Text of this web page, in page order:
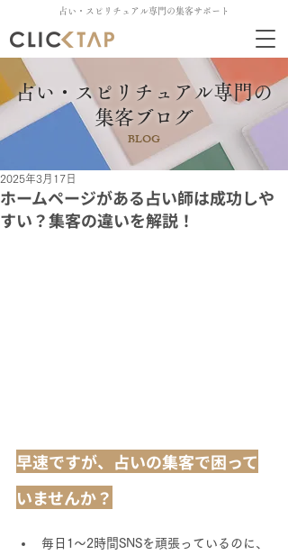
占い・スピリチュアル専門の集客サポート
占い・スピリチュアル専門の
集客ブログ
BLOG
ホームページがある占い師は成功しや
すい？集客の違いを解説！
2025年3月17日
早速ですが、占いの集客で困って
いませんか？
毎日1〜2時間SNSを頑張っているのに、